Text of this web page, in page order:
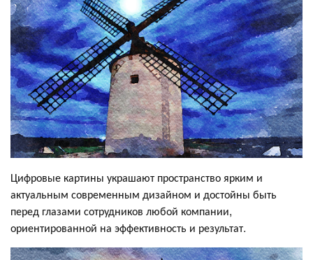
Цифровые картины украшают пространство ярким и
актуальным современным дизайном и достойны быть
перед глазами сотрудников любой компании,
ориентированной на эффективность и результат.